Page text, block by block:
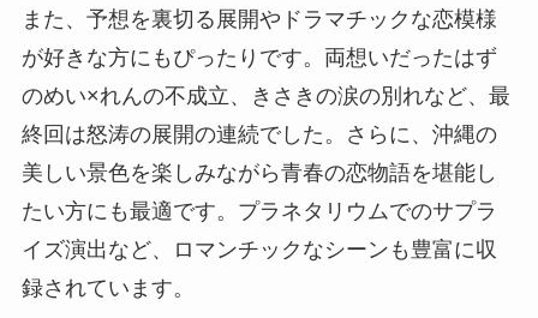
また、予想を裏切る展開やドラマチックな恋模様
が好きな方にもぴったりです。両想いだったはず
のめい×れんの不成立、きさきの涙の別れなど、最
終回は怒涛の展開の連続でした。さらに、沖縄の
美しい景色を楽しみながら青春の恋物語を堪能し
たい方にも最適です。プラネタリウムでのサプラ
イズ演出など、ロマンチックなシーンも豊富に収
録されています。